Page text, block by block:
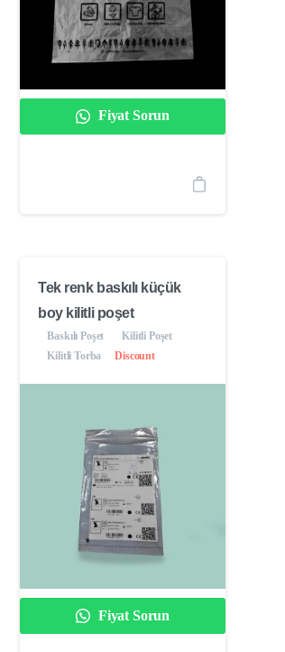
Fiyat Sorun
Tek renk baskılı küçük
boy kilitli poşet
Baskılı Poşet
Kilitli Poşet
Kilitli Torba
Discount
Fiyat Sorun